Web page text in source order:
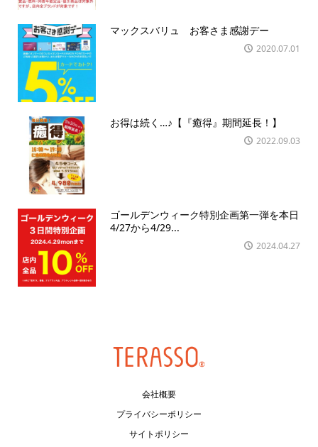
マックスバリュ お客さま感謝デー
2020.07.01
お得は続く…♪【『癒得』期間延長！】
2022.09.03
ゴールデンウィーク特別企画第一弾を本日
4/27から4/29...
2024.04.27
会社概要
プライバシーポリシー
サイトポリシー